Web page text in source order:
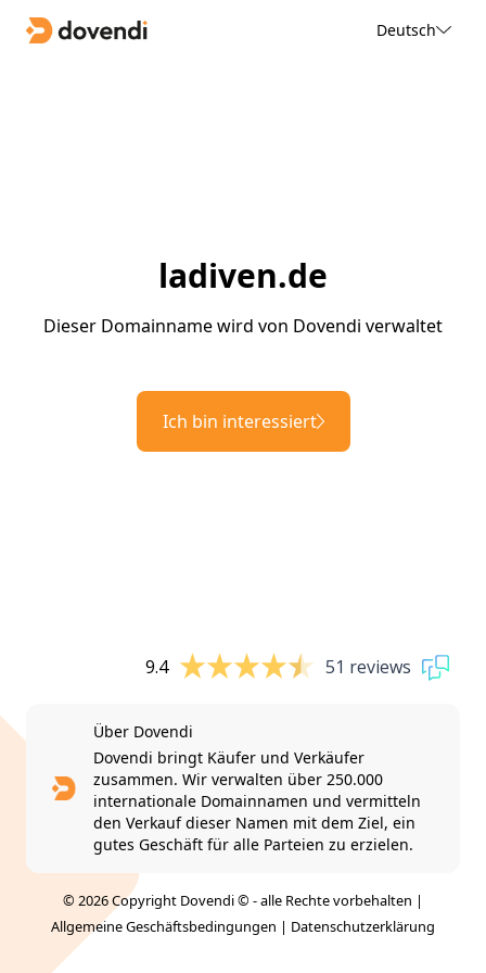
Deutsch
ladiven.de
Dieser Domainname wird von Dovendi verwaltet
Ich bin interessiert
9.4 51 reviews
Über Dovendi
Dovendi bringt Käufer und Verkäufer
zusammen. Wir verwalten über 250.000
internationale Domainnamen und vermitteln
den Verkauf dieser Namen mit dem Ziel, ein
gutes Geschäft für alle Parteien zu erzielen.
© 2026 Copyright Dovendi © - alle Rechte vorbehalten |
Allgemeine Geschäftsbedingungen | Datenschutzerklärung